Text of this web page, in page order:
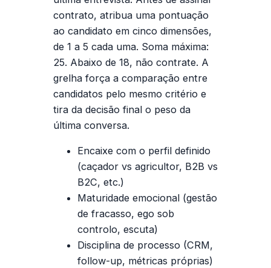
contrato, atribua uma pontuação
ao candidato em cinco dimensões,
de 1 a 5 cada uma. Soma máxima:
25. Abaixo de 18, não contrate. A
grelha força a comparação entre
candidatos pelo mesmo critério e
tira da decisão final o peso da
última conversa.
Encaixe com o perfil definido
(caçador vs agricultor, B2B vs
B2C, etc.)
Maturidade emocional (gestão
de fracasso, ego sob
controlo, escuta)
Disciplina de processo (CRM,
follow-up, métricas próprias)